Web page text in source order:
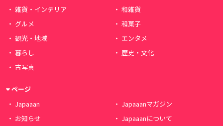
雑貨・インテリア
和雑貨
グルメ
和菓子
観光・地域
エンタメ
暮らし
歴史・文化
古写真
ページ
Japaaan
Japaaanマガジン
お知らせ
Japaaanについて